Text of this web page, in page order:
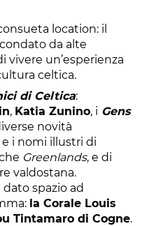
location: il
da alte
un’esperienza
celtica.
di Celtica:
, Katia Zunino, i Gens
novità
e i nomi illustri di
Greenlands, e di
valdostana.
spazio ad
la Corale Louis
Tintamaro di Cogne.